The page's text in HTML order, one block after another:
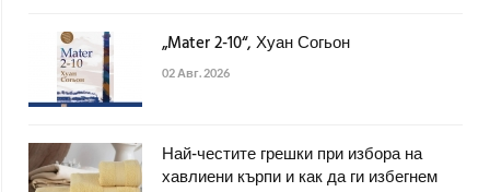
„Mater 2-10“, Хуан Согьон
02 Авг. 2026
Най-честите грешки при избора на
хавлиени кърпи и как да ги избегнем